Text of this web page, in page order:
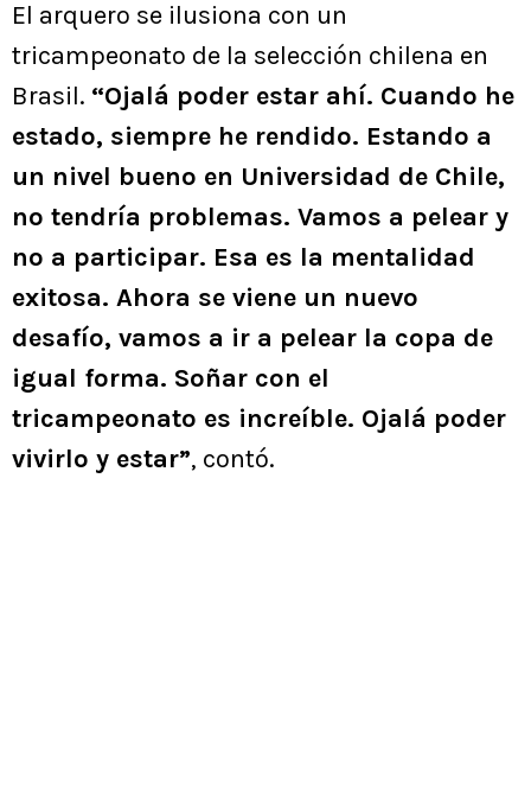
El arquero se ilusiona con un
tricampeonato de la selección chilena en
Brasil. “Ojalá poder estar ahí. Cuando he
estado, siempre he rendido. Estando a
un nivel bueno en Universidad de Chile,
no tendría problemas. Vamos a pelear y
no a participar. Esa es la mentalidad
exitosa. Ahora se viene un nuevo
desafío, vamos a ir a pelear la copa de
igual forma. Soñar con el
tricampeonato es increíble. Ojalá poder
vivirlo y estar”, contó.